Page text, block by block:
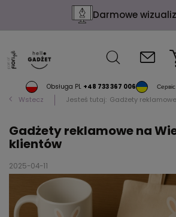
Darmowe
Obsługa PL +48 733 367 006
Wstecz Jesteś tutaj: Gadżety reklamowe
Gadżety reklamowe na
klientów
2025-04-11